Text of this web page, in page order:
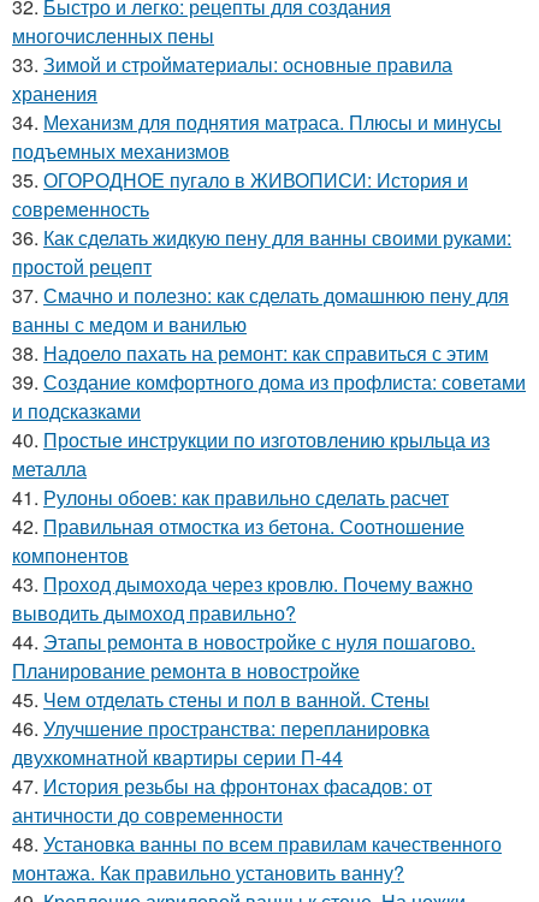
32. Быстро и легко: рецепты для создания
многочисленных пены
33. Зимой и стройматериалы: основные правила
хранения
34. Механизм для поднятия матраса. Плюсы и минусы
подъемных механизмов
35. ОГОРОДНОЕ пугало в ЖИВОПИСИ: История и
современность
36. Как сделать жидкую пену для ванны своими руками:
простой рецепт
37. Смачно и полезно: как сделать домашнюю пену для
ванны с медом и ванилью
38. Надоело пахать на ремонт: как справиться с этим
39. Создание комфортного дома из профлиста: советами
и подсказками
40. Простые инструкции по изготовлению крыльца из
металла
41. Рулоны обоев: как правильно сделать расчет
42. Правильная отмостка из бетона. Соотношение
компонентов
43. Проход дымохода через кровлю. Почему важно
выводить дымоход правильно?
44. Этапы ремонта в новостройке с нуля пошагово.
Планирование ремонта в новостройке
45. Чем отделать стены и пол в ванной. Стены
46. Улучшение пространства: перепланировка
двухкомнатной квартиры серии П-44
47. История резьбы на фронтонах фасадов: от
античности до современности
48. Установка ванны по всем правилам качественного
монтажа. Как правильно установить ванну?